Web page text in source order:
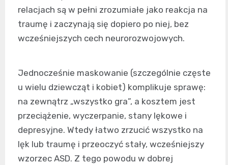
relacjach są w pełni zrozumiałe jako reakcja na
traumę i zaczynają się dopiero po niej, bez
wcześniejszych cech neurorozwojowych.
Jednocześnie maskowanie (szczególnie częste
u wielu dziewcząt i kobiet) komplikuje sprawę:
na zewnątrz „wszystko gra”, a kosztem jest
przeciążenie, wyczerpanie, stany lękowe i
depresyjne. Wtedy łatwo zrzucić wszystko na
lęk lub traumę i przeoczyć stały, wcześniejszy
wzorzec ASD. Z tego powodu w dobrej